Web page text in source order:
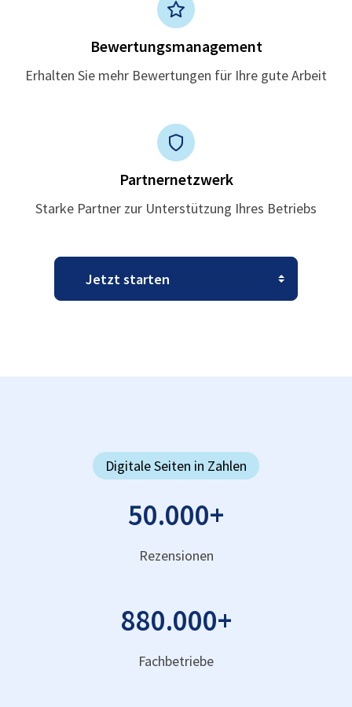
Bewertungsmanagement
Erhalten Sie mehr Bewertungen für Ihre gute Arbeit
Partnernetzwerk
Starke Partner zur Unterstützung Ihres Betriebs
Digitale Seiten in Zahlen
50.000+
Rezensionen
880.000+
Fachbetriebe